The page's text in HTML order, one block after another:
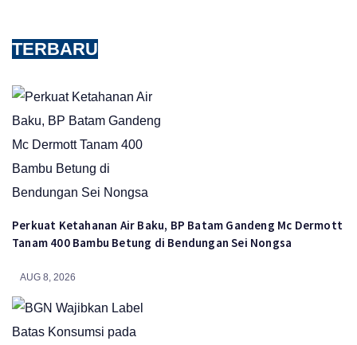
TERBARU
Perkuat Ketahanan Air Baku, BP Batam Gandeng Mc Dermott
Tanam 400 Bambu Betung di Bendungan Sei Nongsa
AUG 8, 2026